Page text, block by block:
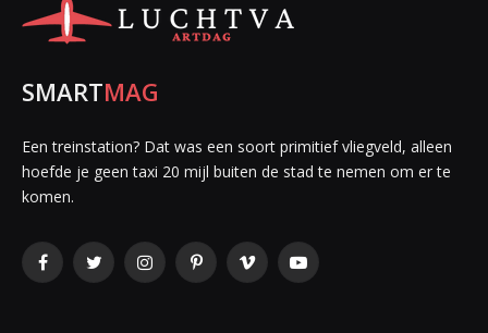
SMARTMAG
Een treinstation? Dat was een soort primitief vliegveld, alleen
hoefde je geen taxi 20 mijl buiten de stad te nemen om er te
komen.
FacebookTwitter InstagramPinterestVimeo YouTube